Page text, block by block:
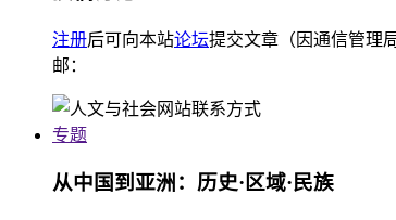
注册后可向本站论坛提交文章（因通信管理
邮：
专题
从中国到亚洲：历史·区域·民族